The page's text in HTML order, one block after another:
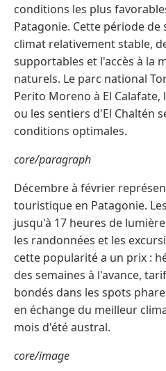
conditions les plus
Patagonie. Cette période
climat relativement stable,
supportables et l'accès à la
naturels. Le parc national
Perito Moreno à El
ou les sentiers d'El Chaltén
conditions optimales.
core/paragraph
Décembre à février
touristique en Patagonie.
jusqu'à 17 heures de
les randonnées et les
cette popularité a un prix :
des semaines à l'avance,
bondés dans les spots
en échange du meilleur
mois d'été austral.
core/image